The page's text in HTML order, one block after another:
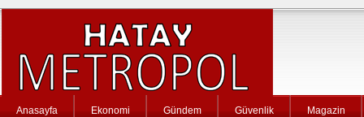
Anasayfa Ekonomi Gündem Güvenlik Magazin